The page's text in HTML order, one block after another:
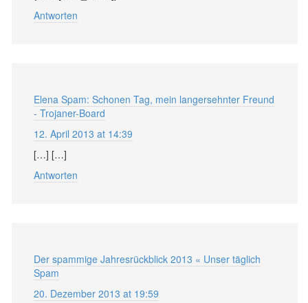
Antworten
Elena Spam: Schonen Tag, mein langersehnter Freund
- Trojaner-Board
12. April 2013 at 14:39
[…] […]
Antworten
Der spammige Jahresrückblick 2013 « Unser täglich
Spam
20. Dezember 2013 at 19:59